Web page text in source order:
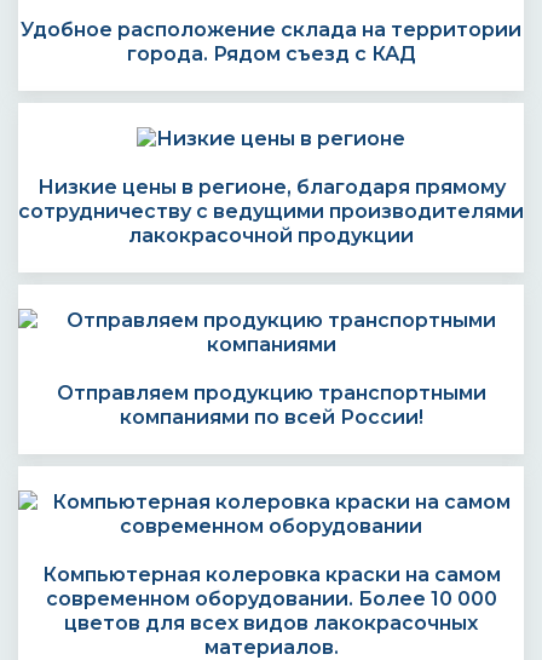
Удобное расположение склада на территории
города. Рядом съезд с КАД
Низкие цены в регионе, благодаря прямому
сотрудничеству с ведущими производителями
лакокрасочной продукции
Отправляем продукцию транспортными
компаниями по всей России!
Компьютерная колеровка краски на самом
современном оборудовании. Более 10 000
цветов для всех видов лакокрасочных
материалов.